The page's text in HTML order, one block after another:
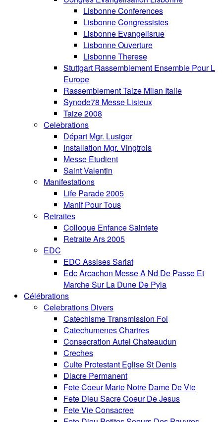
Lisbonne Conferences
Lisbonne Congressistes
Lisbonne Evangelisrue
Lisbonne Ouverture
Lisbonne Therese
Stuttgart Rassemblement Ensemble Pour L
Europe
Rassemblement Taize Milan Italie
Synode78 Messe Lisieux
Taize 2008
Celebrations
Départ Mgr. Lusiger
Installation Mgr. Vingtrois
Messe Etudient
Saint Valentin
Manifestations
Life Parade 2005
Manif Pour Tous
Retraites
Colloque Enfance Saintete
Retraite Ars 2005
EDC
EDC Assises Sarlat
Edc Arcachon Messe A Nd De Passe Et
Marche Sur La Dune De Pyla
Célébrations
Celebrations Divers
Catechisme Transmission Foi
Catechumenes Chartres
Consecration Autel Chateaudun
Creches
Culte Protestant Eglise St Denis
Diacre Permanent
Fete Coeur Marie Notre Dame De Vie
Fete Dieu Sacre Coeur De Jesus
Fete Vie Consacree